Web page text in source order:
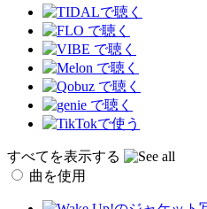
すべてを表示する
曲を使用